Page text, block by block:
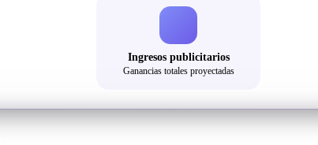
Ingresos publicitarios
Ganancias totales proyectadas